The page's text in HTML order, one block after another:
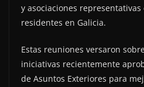
y asociaciones
residentes en Galicia.
Estas reuniones versaron
iniciativas recientemente
de Asuntos Exteriores para